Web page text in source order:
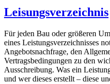
Leisungsverzeichnis
Für jeden Bau oder größeren
eines Leistungsverzeichnisses
Angebotsnachfrage, den
Vertragsbedingungen zu den
Ausschreibung. Was ein
und wer dieses erstellt – diese